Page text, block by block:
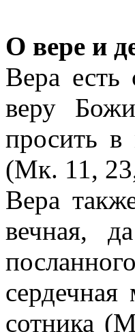
О вере и
Вера есть
веру
просить в
(Мк. 11,
Вера
вечная,
сотника